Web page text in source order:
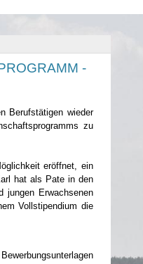
-
Berufstätigen wieder
zu
eröffnet, ein
hat als Pate in den
jungen Erwachsenen
Vollstipendium die